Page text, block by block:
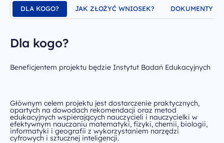
DLA KOGO? JAK ZŁOŻYĆ WNIOSEK? DOKUMENTY
Dla kogo?
Beneficjentem projektu będzie Instytut Badań Edukacyjnych
Głównym celem projektu jest dostarczenie praktycznych,
opartych na dowodach rekomendacji oraz metod
edukacyjnych wspierających nauczycieli i nauczycielki w
efektywnym nauczaniu matematyki, fizyki, chemii, biologii,
informatyki i geografii z wykorzystaniem narzędzi
cyfrowych i sztucznej inteligencji.